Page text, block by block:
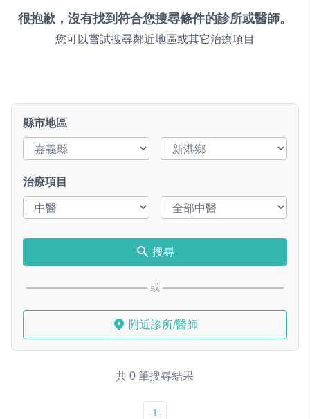
很抱歉，沒有找到符合您搜尋條件的診所或醫師。
您可以嘗試搜尋鄰近地區或其它治療項目
縣市地區
治療項目
搜尋
或
附近診所/醫師
共 0 筆搜尋結果
1